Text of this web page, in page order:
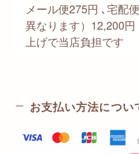
メール便275円 ､宅配
異なります）12,200
上げで当店負担です
お支払い方法につい